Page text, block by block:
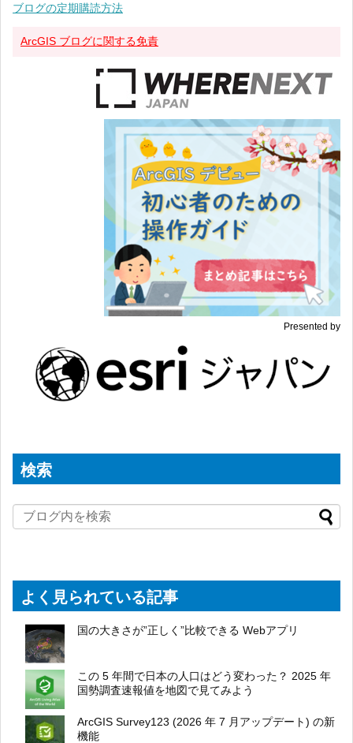
ブログの定期購読方法
ArcGIS ブログに関する免責
Presented by
検索
よく見られている記事
国の大きさが”正しく”比較できる Webアプリ
この 5 年間で日本の人口はどう変わった？ 2025 年
国勢調査速報値を地図で見てみよう
ArcGIS Survey123 (2026 年 7 月アップデート) の新
機能